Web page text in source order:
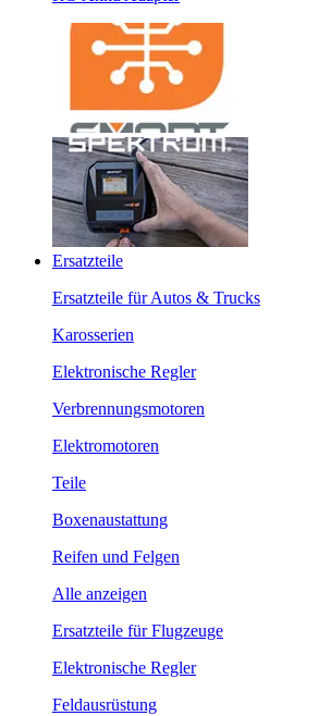
Ersatzteile
Ersatzteile für Autos & Trucks
Karosserien
Elektronische Regler
Verbrennungsmotoren
Elektromotoren
Teile
Boxenaustattung
Reifen und Felgen
Alle anzeigen
Ersatzteile für Flugzeuge
Elektronische Regler
Feldausrüstung